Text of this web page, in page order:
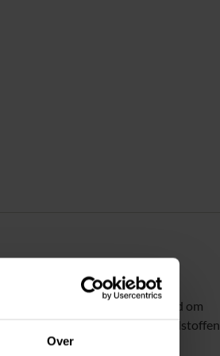
Over
heeft de Sport Torso ontwikkeld om
met extra eiwithoudende grondstoffen,
ondersteunen.